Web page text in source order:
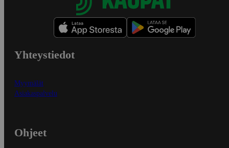
Yhteystiedot
Myymälät
Asiakaspalvelu
Ohjeet